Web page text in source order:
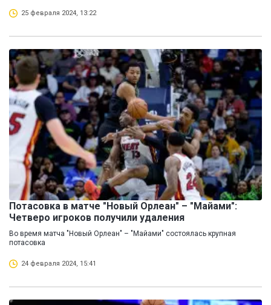
25 февраля 2024, 13:22
Потасовка в матче "Новый Орлеан" – "Майами":
Четверо игроков получили удаления
Во время матча "Новый Орлеан" – "Майами" состоялась крупная
потасовка
24 февраля 2024, 15:41